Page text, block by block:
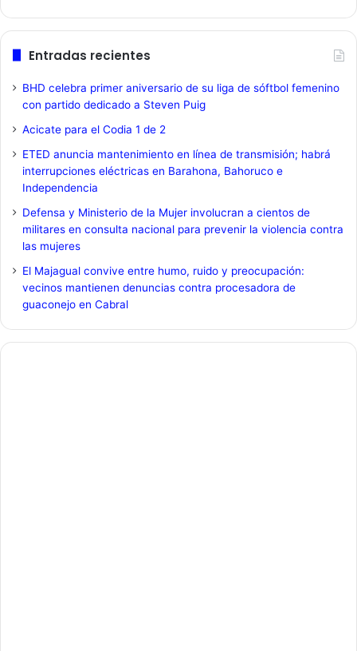
Entradas recientes
BHD celebra primer aniversario de su liga de sóftbol femenino
con partido dedicado a Steven Puig
Acicate para el Codia 1 de 2
ETED anuncia mantenimiento en línea de transmisión; habrá
interrupciones eléctricas en Barahona, Bahoruco e
Independencia
Defensa y Ministerio de la Mujer involucran a cientos de
militares en consulta nacional para prevenir la violencia contra
las mujeres
El Majagual convive entre humo, ruido y preocupación:
vecinos mantienen denuncias contra procesadora de
guaconejo en Cabral